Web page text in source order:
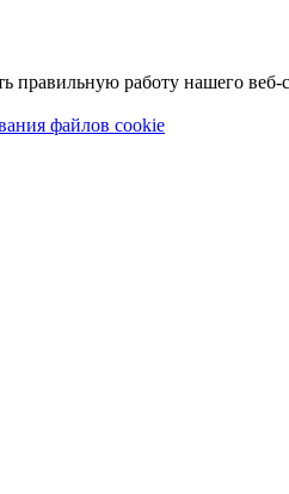
работу нашего веб-
файлов cookie